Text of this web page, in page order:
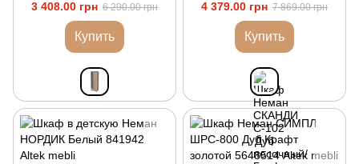
песочный/Графит
3 408.00 грн 6 290.00 грн
Купить
Графит
4 379.00 грн 7 869.00 грн
Купить